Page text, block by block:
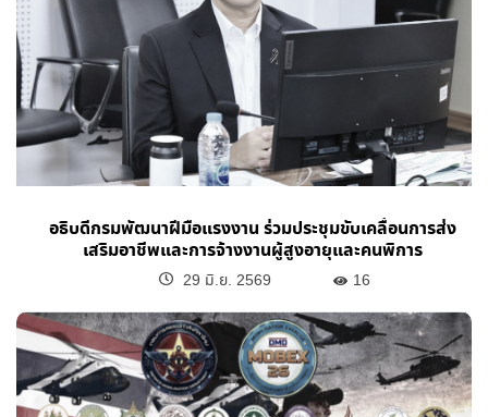
อธิบดีกรมพัฒนาฝีมือแรงงาน ร่วมประชุมขับเคลื่อนการส่ง
เสริมอาชีพและการจ้างงานผู้สูงอายุและคนพิการ
29 มิ.ย. 2569 16